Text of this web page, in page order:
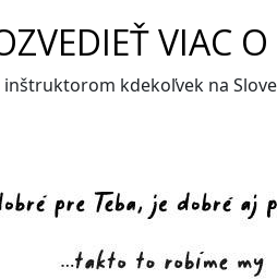
VIAC
inštruktorom kdekoľvek na